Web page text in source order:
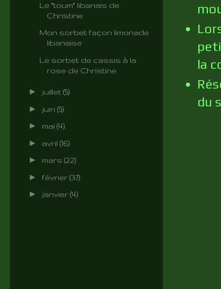
la
du
Le "toum" libanais de
Christine
Mon sorbet façon limonade
libanaise
Le sorbet de cassis à la
rose de Christine
► juillet (5)
► juin (5)
► mai (4)
► avril (16)
► mars (22)
► février (37)
► janvier (4)